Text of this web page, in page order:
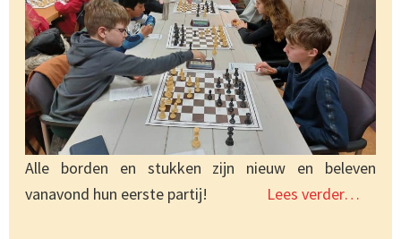
Alle borden en stukken zijn nieuw en beleven
vanavond hun eerste partij!
Lees verder…